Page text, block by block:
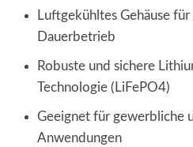
Luftgekühltes Gehäuse für
Dauerbetrieb
Robuste und sichere
Technologie (LiFePO4)
Geeignet für gewerbliche
Anwendungen